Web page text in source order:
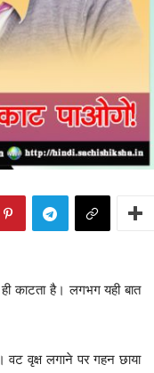
काटता है। लगभग यही बात
वृक्ष लगाने पर गहन छाया